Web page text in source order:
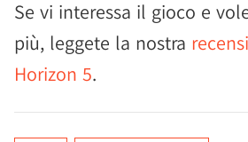
Se vi interessa il gioco e
più, leggete la nostra
Horizon 5.